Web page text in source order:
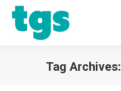
Tag Archives: